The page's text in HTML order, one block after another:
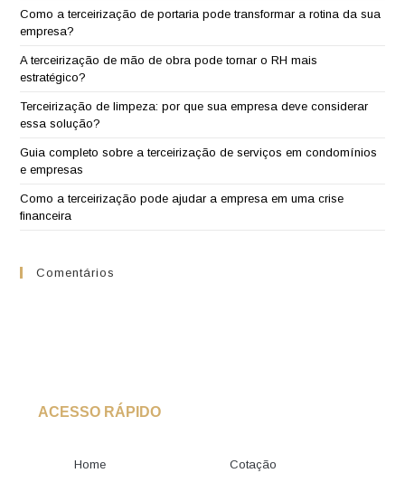
Como a terceirização de portaria pode transformar a rotina da sua
empresa?
A terceirização de mão de obra pode tornar o RH mais
estratégico?
Terceirização de limpeza: por que sua empresa deve considerar
essa solução?
Guia completo sobre a terceirização de serviços em condomínios
e empresas
Como a terceirização pode ajudar a empresa em uma crise
financeira
Comentários
ACESSO RÁPIDO
Home Cotação